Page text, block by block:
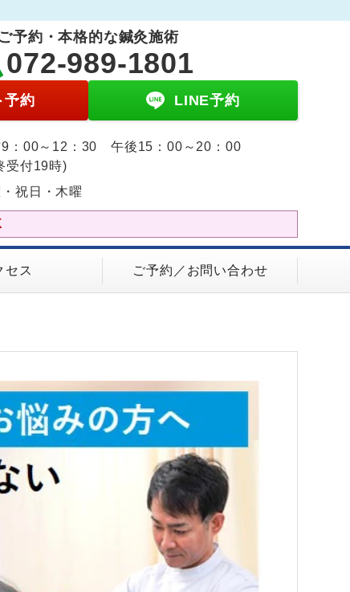
ご予約・本格的な鍼灸施術
072-989-1801
予約 LINE予約
9：00～12：30 午後15：00～20：00
受付19時)
・祝日・木曜
セス ご予約／お問い合わせ